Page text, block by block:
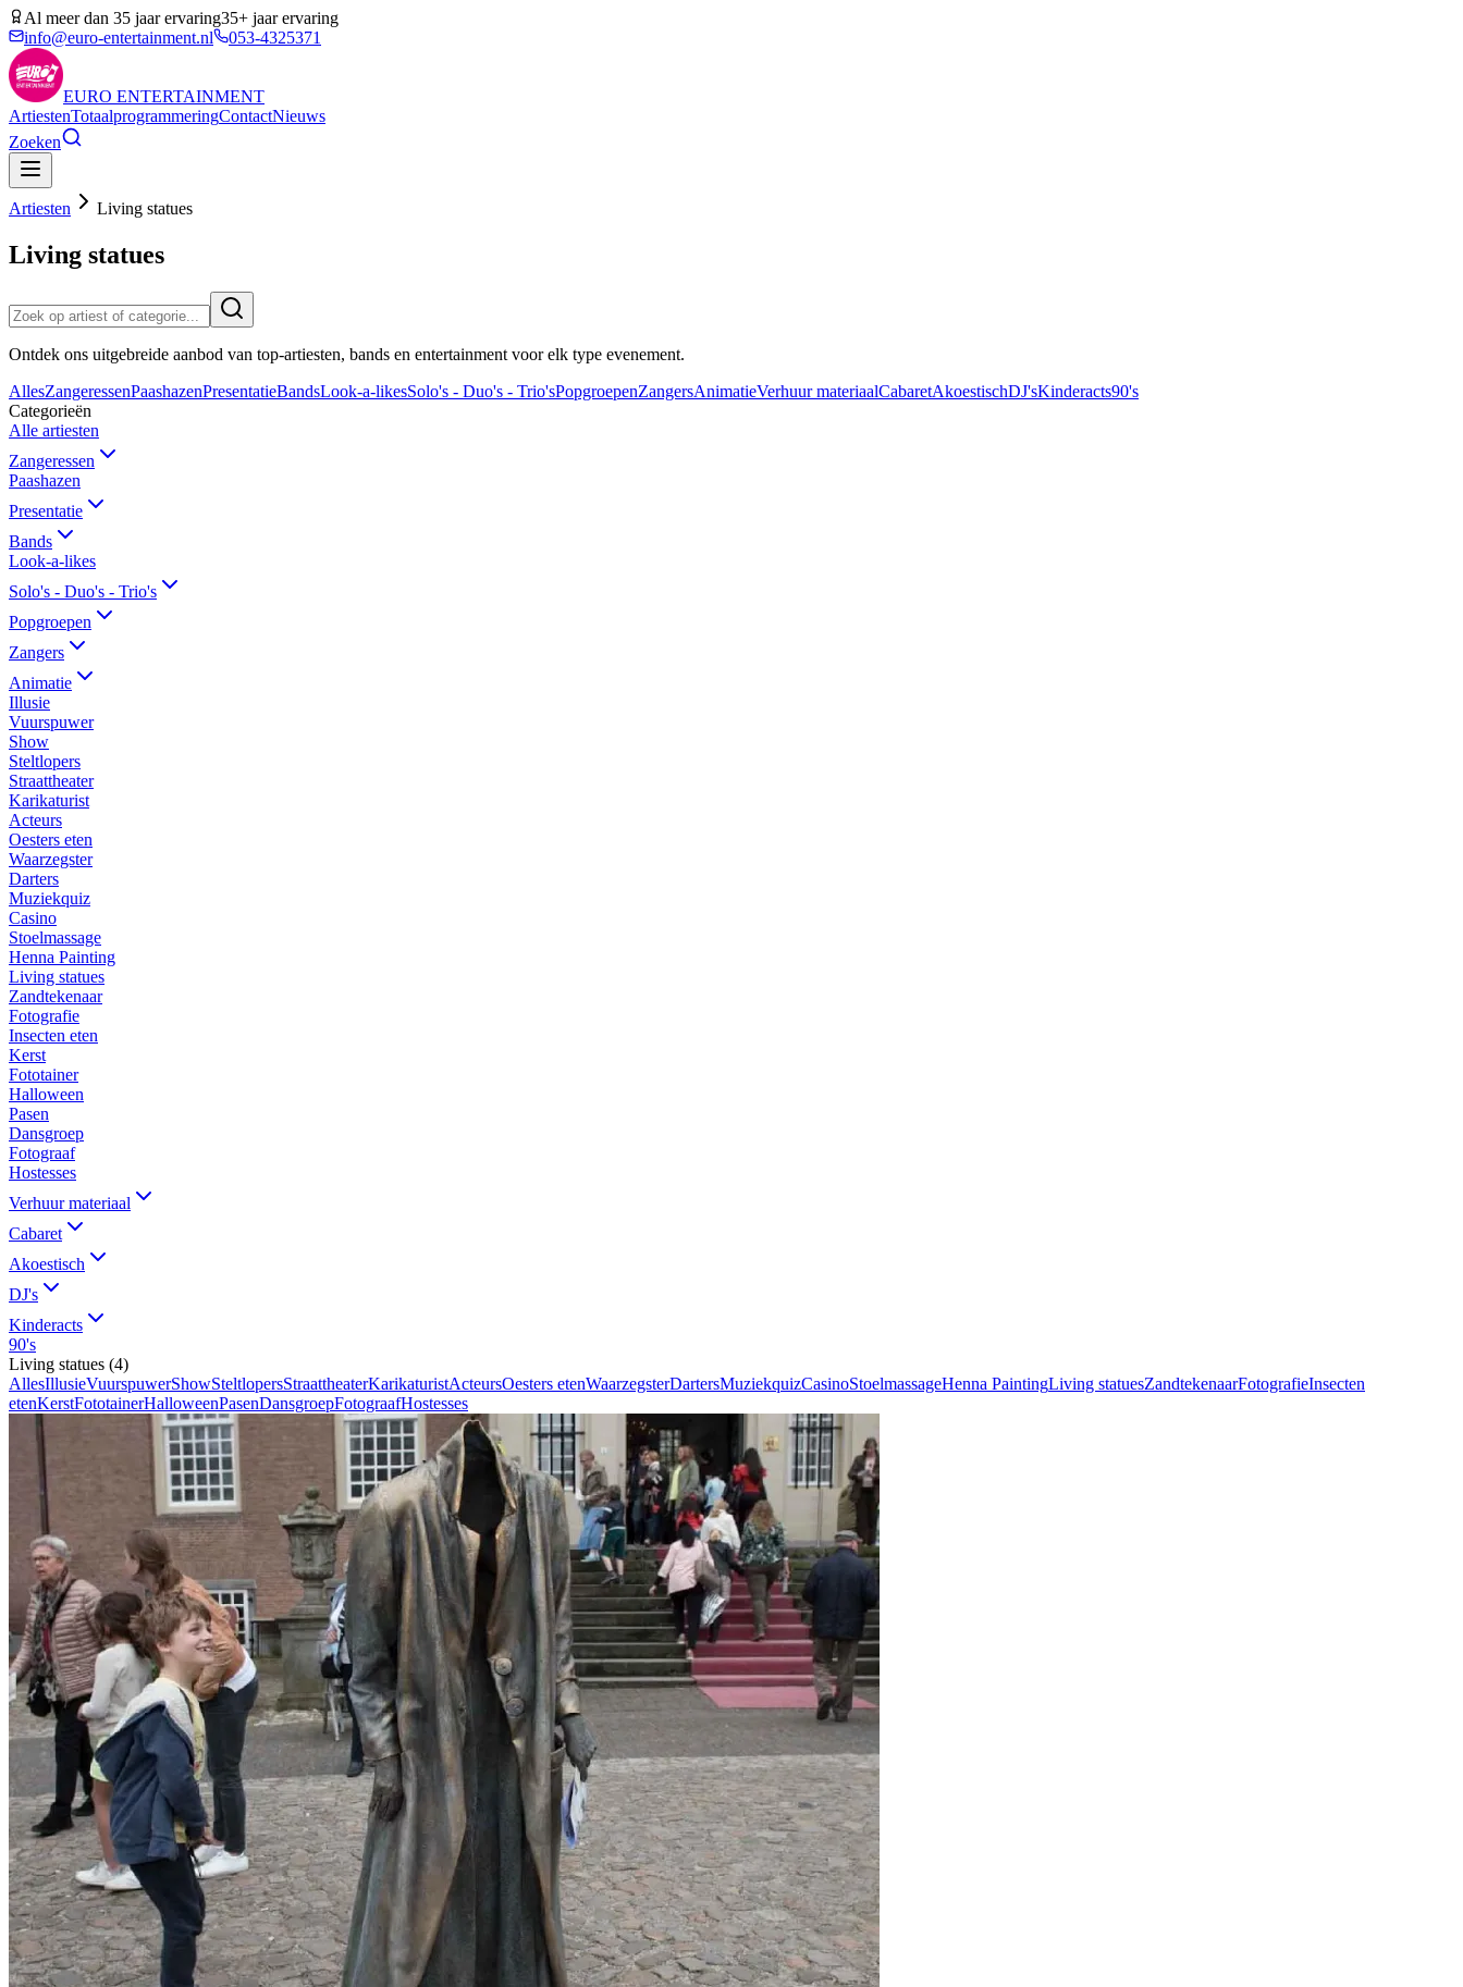
Al meer dan 35 jaar ervaring35+ jaar ervaring
info@euro-entertainment.nl
053-4325371
EURO ENTERTAINMENT
ArtiestenTotaalprogrammeringContactNieuws
Zoeken
Artiesten Living statues
Living statues
Ontdek ons uitgebreide aanbod van top-artiesten, bands en entertainment voor elk type evenement.
AllesZangeressenPaashazenPresentatieBandsLook-a-likesSolo's - Duo's - Trio'sPopgroepenZangersAnimatieVerhuur materiaalCabaretAkoestischDJ'sKinderacts90's
Categorieën
Alle artiesten
Zangeressen
Paashazen
Presentatie
Bands
Look-a-likes
Solo's - Duo's - Trio's
Popgroepen
Zangers
Animatie
Illusie
Vuurspuwer
Show
Steltlopers
Straattheater
Karikaturist
Acteurs
Oesters eten
Waarzegster
Darters
Muziekquiz
Casino
Stoelmassage
Henna Painting
Living statues
Zandtekenaar
Fotografie
Insecten eten
Kerst
Fototainer
Halloween
Pasen
Dansgroep
Fotograaf
Hostesses
Verhuur materiaal
Cabaret
Akoestisch
DJ's
Kinderacts
90's
Living statues (4)
AllesIllusieVuurspuwerShowSteltlopersStraattheaterKarikaturistActeursOesters etenWaarzegsterDartersMuziekquizCasinoStoelmassageHenna PaintingLiving statuesZandtekenaarFotografieInsecten
etenKerstFototainerHalloweenPasenDansgroepFotograafHostesses